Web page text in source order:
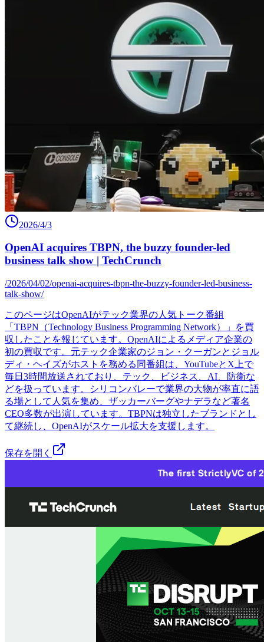
2026/4/3
OpenAI acquires TBPN, the buzzy founder-led
business talk show | TechCrunch
/2026/04/02/openai-acquires-tbpn-the-buzzy-founder-led-business-
talk-show/
このページはOpenAIがテック業界の人気トーク番組
「TBPN（Technology Business Programming Network）」を買
収したことを報じています。OpenAIによるメディア企業の
初の買収です。元テック企業家のジョン・クーガンとジョル
ディ・ヘイズがホストを務める同番組は、YouTubeとX上で
毎日3時間放送されており、テック、ビジネス、AI、防衛な
どを扱っています。シリコンバレーで業界の大物が率直に語
る場として人気を集め、ザッカーバーグやナデラなど著名
CEO多数が出演しています。TBPNは独立したブランドとし
て継続し、OpenAIがスケール拡大を支援します。
保存を開く